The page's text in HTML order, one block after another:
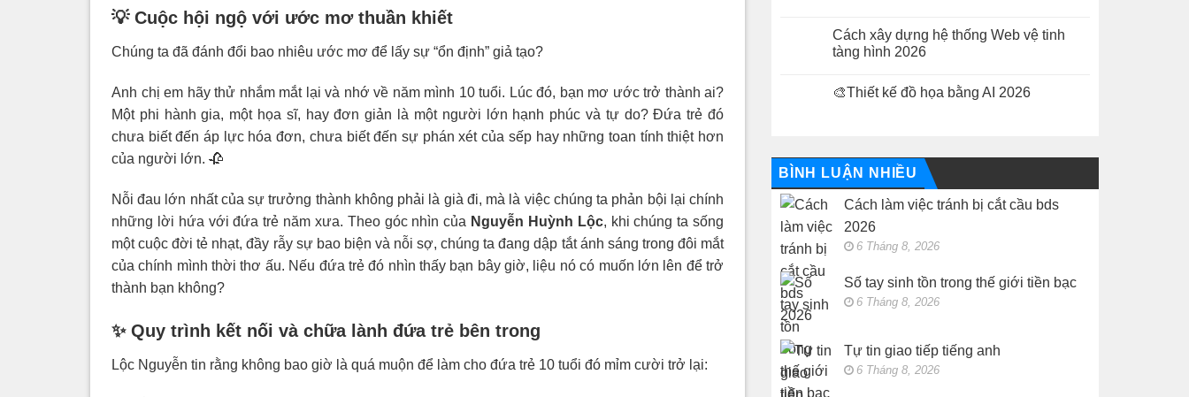
💡 Cuộc hội ngộ với ước mơ thuần khiết
Chúng ta đã đánh đổi bao nhiêu ước mơ để lấy sự “ổn định” giả tạo?
Anh chị em hãy thử nhắm mắt lại và nhớ về năm mình 10 tuổi. Lúc đó, bạn mơ ước trở thành ai?
Một phi hành gia, một họa sĩ, hay đơn giản là một người lớn hạnh phúc và tự do? Đứa trẻ đó
chưa biết đến áp lực hóa đơn, chưa biết đến sự phán xét của sếp hay những toan tính thiệt hơn
của người lớn. 🥀
Nỗi đau lớn nhất của sự trưởng thành không phải là già đi, mà là việc chúng ta phản bội lại chính
những lời hứa với đứa trẻ năm xưa. Theo góc nhìn của Nguyễn Huỳnh Lộc, khi chúng ta sống
một cuộc đời tẻ nhạt, đầy rẫy sự bao biện và nỗi sợ, chúng ta đang dập tắt ánh sáng trong đôi mắt
của chính mình thời thơ ấu. Nếu đứa trẻ đó nhìn thấy bạn bây giờ, liệu nó có muốn lớn lên để trở
thành bạn không?
✨ Quy trình kết nối và chữa lành đứa trẻ bên trong
Lộc Nguyễn tin rằng không bao giờ là quá muộn để làm cho đứa trẻ 10 tuổi đó mỉm cười trở lại:
2026
tồn
trong
thế
bạc
luận
ở
Tự
tiếp
tiếng
Cách xây dựng hệ thống Web vệ tinh
tàng hình 2026
bình
thống
Web
tinh
tàng
hình
2026
🎨Thiết kế đồ họa bằng AI 2026
ở
🎨
Thiết
kế
bằng
2026
BÌNH LUẬN NHIỀU
Cách làm việc tránh bị cắt cầu bds
2026
6 Tháng 8, 2026
Số tay sinh tồn trong thế giới tiền bạc
6 Tháng 8, 2026
Tự tin giao tiếp tiếng anh
6 Tháng 8, 2026